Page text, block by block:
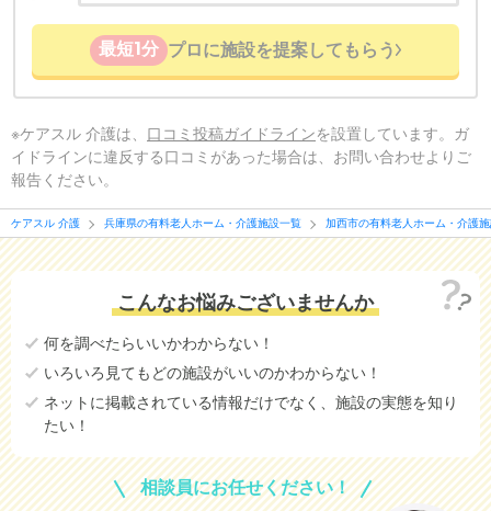
最短1分 プロに施設を提案してもらう
※ケアスル 介護は、 口コミ投稿ガイドラインを設置しています。ガ
イドラインに違反する口コミがあった場合は、お問い合わせよりご
報告ください。
ケアスル 介護 兵庫県の有料老人ホーム・介護施設一覧 加西市の有料老人ホーム・介護
こんなお悩みございませんか
何を調べたらいいかわからない！
いろいろ見てもどの施設がいいのかわからない！
ネットに掲載されている情報だけでなく、施設の実態を知り
たい！
相談員にお任せください！